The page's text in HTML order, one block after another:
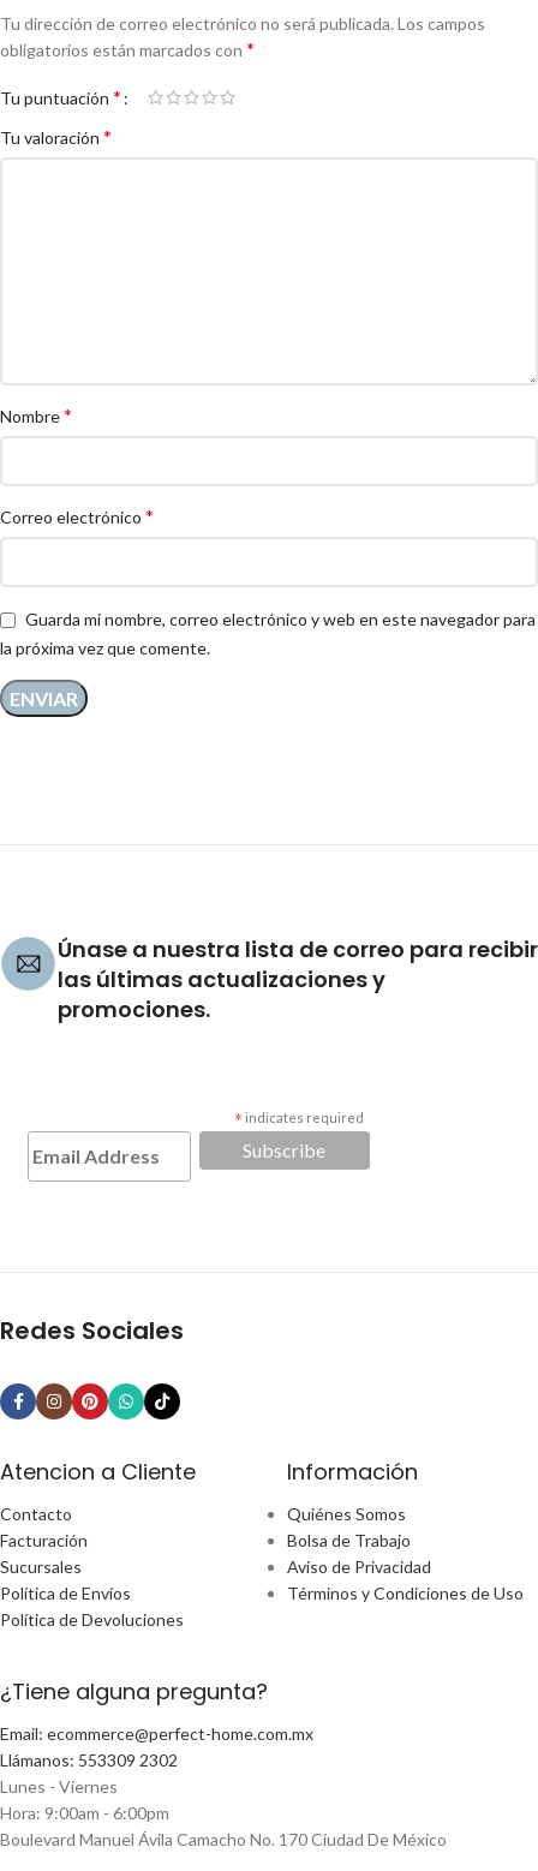
Tu dirección de correo electrónico no será publicada. Los campos
obligatorios están marcados con *
Tu puntuación *
Tu valoración *
Nombre*
Correo electrónico *
Guarda mi nombre, correo electrónico y web en este navegador para
la próxima vez que comente.
Únase a nuestra lista de correo para recibir
las últimas actualizaciones y
promociones.
* indicates required
Redes Sociales
Atencion a Cliente
Contacto
Facturación
Sucursales
Política de Envíos
Política de Devoluciones
Información
Quiénes Somos
Bolsa de Trabajo
Aviso de Privacidad
Términos y Condiciones de Uso
¿Tiene alguna pregunta?
Email: ecommerce@perfect-home.com.mx
Llámanos: 553309 2302
Lunes - Viernes
Hora: 9:00am - 6:00pm
Boulevard Manuel Ávila Camacho No. 170 Ciudad De México